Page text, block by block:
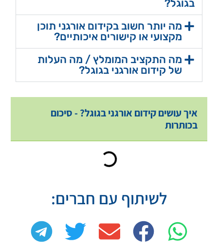
בגוגל?
מה יותר חשוב בקידום אורגני תוכן
מקצועי או קישורים איכותיים?
מה התקציב המומלץ / מה העלות
של קידום אורגני בגוגל?
איך עושים קידום אורגני בגוגל? - סיכום
בכותרות
לשיתוף עם חברים: